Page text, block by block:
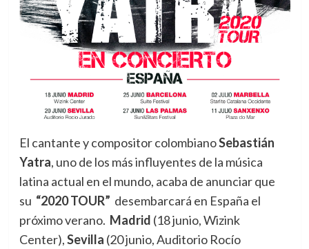
El cantante y compositor colombianoSebastián
Yatra, uno de los más influyentes de la música
latina actual en el mundo, acaba de anunciar que
su “2020 TOUR” desembarcará en España el
próximo verano. Madrid (18 junio, Wizink
Center),Sevilla (20 junio, Auditorio Rocío